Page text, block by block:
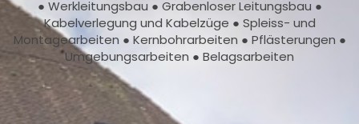
● Werkleitungsbau ● Grabenloser Leitungsbau ●
Kabelverlegung und Kabelzüge ● Spleiss- und
Montagearbeiten ● Kernbohrarbeiten ● Pflästerungen ●
Umgebungsarbeiten ● Belagsarbeiten